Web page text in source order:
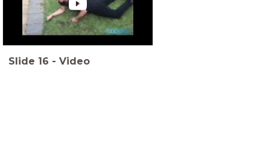
Slide 16 - Video